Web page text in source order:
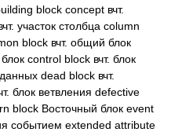
block concept вчт.
участок столбца column
block вчт. общий блок
control block вчт. блок
dead block вчт.
блок ветвления defective
block Восточный блок event
событием extended attribute